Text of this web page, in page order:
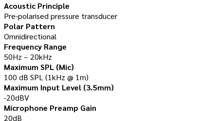
Acoustic Principle
Pre-polarised pressure transducer
Polar Pattern
Omnidirectional
Frequency Range
50Hz – 20kHz
Maximum SPL (Mic)
100 dB SPL (1kHz @ 1m)
Maximum Input Level (3.5mm)
-20dBV
Microphone Preamp Gain
20dB